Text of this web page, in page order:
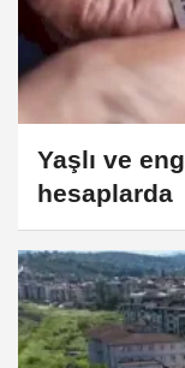
Yaşlı ve
hesaplarda